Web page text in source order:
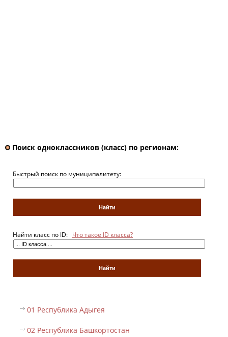
Поиск одноклассников (класс) по регионам:
Быстрый поиск по муниципалитету:
Найти класс по ID: Что такое ID класса?
01 Республика Адыгея
02 Республика Башкортостан